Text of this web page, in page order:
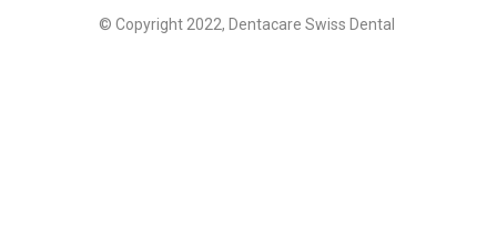
© Copyright 2022, Dentacare Swiss Dental